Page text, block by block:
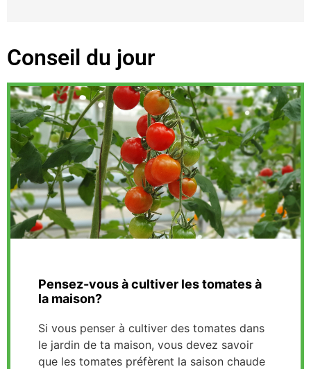
Conseil du jour
Pensez-vous à cultiver les tomates à
la maison?
Si vous penser à cultiver des tomates dans
le jardin de ta maison, vous devez savoir
que les tomates préfèrent la saison chaude